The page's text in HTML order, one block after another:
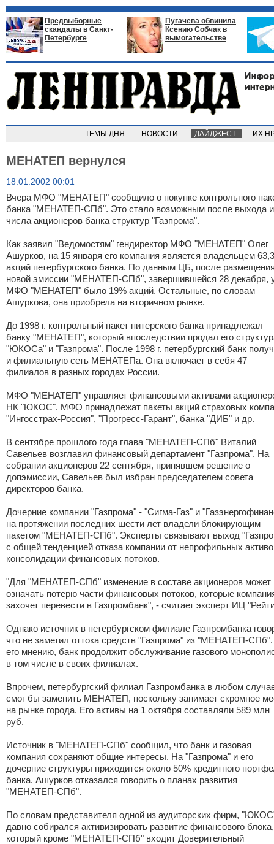
Предвыборные
скандалы в Санкт-
Петербурге
Пугачева обвинила
Ксению Собчак в
вымогательстве
ТЕМЫ ДНЯ НОВОСТИ ДАЙДЖЕСТ ИХ
МЕНАТЕП вернулся
18.01.2002 00:01
Вчера МФО "МЕНАТЕП" сообщило о покупке контрольного
банка "МЕНАТЕП-СПб". Это стало возможным после выхода
числа акционеров банка структур "Газпрома".
Как заявил "Ведомостям" гендиректор МФО "МЕНАТЕП" Олег
Ашурков, на 15 января его компания является владельцем
акций петербургского банка. По данным ЦБ, после
новой эмиссии "МЕНАТЕП-СПб", завершившейся 28 декабря,
МФО "МЕНАТЕП" было 19% акций. Остальные, по словам
Ашуркова, она приобрела на вторичном рынке.
До 1998 г. контрольный пакет питерского банка принадлежал
банку "МЕНАТЕП", который впоследствии продал его
"ЮКОСа" и "Газпрома". После 1998 г. петербургский банк
и филиальную сеть МЕНАТЕПа. Она включает в себя 47
филиалов в разных городах России.
МФО "МЕНАТЕП" управляет финансовыми активами
НК "ЮКОС". МФО принадлежат пакеты акций страховых
"Ингосстрах-Россия", "Прогресс-Гарант", банка "ДИБ" и др.
В сентябре прошлого года глава "МЕНАТЕП-СПб" Виталий
Савельев возглавил финансовый департамент "Газпрома". На
собрании акционеров 22 сентября, принявшем решение о
допэмиссии, Савельев был избран председателем совета
директоров банка.
Дочерние компании "Газпрома" - "Сигма-Газ" и
на протяжении последних шести лет владели блокирующим
пакетом "МЕНАТЕП-СПб". Эксперты связывают выход
с общей тенденцией отказа компании от непрофильных
консолидации финансовых потоков.
"Для "МЕНАТЕП-СПб" изменение в составе акционеров может
означать потерю части финансовых потоков, которые
захочет перевести в Газпромбанк", - считает эксперт ИЦ
Однако источник в петербургском филиале Газпромбанка
что не заметил оттока средств "Газпрома" из "МЕНАТЕП-
его мнению, банк продолжит обслуживание газового
в том числе в своих филиалах.
Впрочем, петербургский филиал Газпромбанка в любом
смог бы заменить МЕНАТЕП, поскольку занимает скромное
на рынке города. Его активы на 1 октября составляли 589 млн
руб.
Источник в "МЕНАТЕП-СПб" сообщил, что банк и газовая
компания сохраняют общие интересы. На "Газпрома" и его
дочерние структуры приходится около 50% кредитного
банка. Ашурков отказался говорить о планах развития
"МЕНАТЕП-СПб".
По словам представителя одной из аудиторских фирм,
давно собирался активизировать развитие финансового
который кроме "МЕНАТЕП-СПб" входит Доверительный